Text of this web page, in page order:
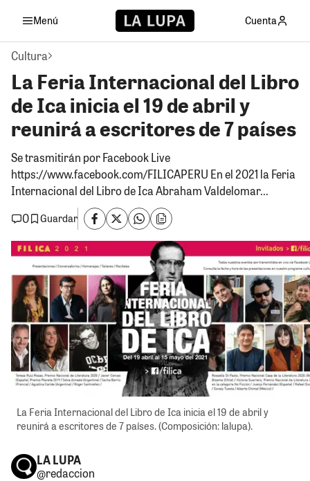
Menú Cuenta
Cultura
La Feria Internacional del Libro
de Ica inicia el 19 de abril y
reunirá a escritores de 7 países
Se trasmitirán por Facebook Live
https://www.facebook.com/FILICAPERU En el 2021 la Feria
Internacional del Libro de Ica Abraham Valdelomar...
0
Guardar
La Feria Internacional del Libro de Ica inicia el 19 de abril y
reunirá a escritores de 7 países. (Composición: lalupa).
LA LUPA
@redaccion